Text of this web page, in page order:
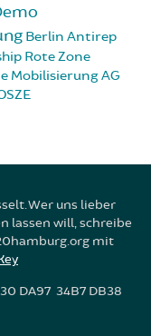
Berlin Antirep
Rote Zone
MobilisierungAG
Wer uns lieber
lassen will, schreibe
mit
DA97 34B7 DB38